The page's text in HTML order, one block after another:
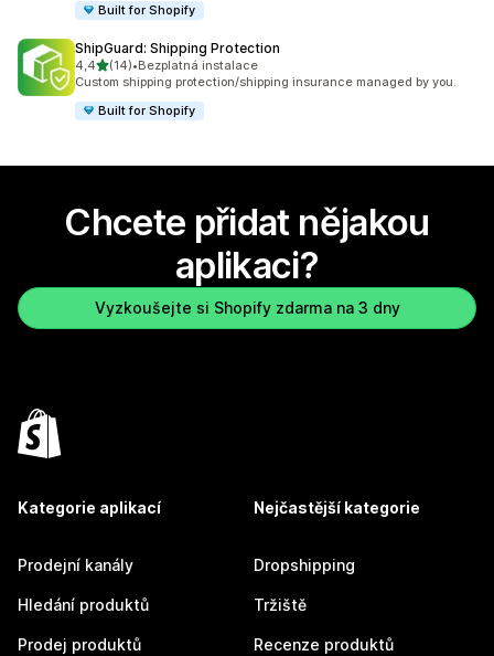
Built for Shopify
ShipGuard: Shipping Protection
4,4z 5 hvězd
(14)
Celkový počet recenzí: 14
•Bezplatná instalace
Custom shipping protection/shipping insurance managed by you.
Built for Shopify
Chcete přidat nějakou
aplikaci?
Vyzkoušejte si Shopify zdarma na 3 dny
Kategorie aplikací
Prodejní kanály
Hledání produktů
Prodej produktů
Nejčastější kategorie
Dropshipping
Tržiště
Recenze produktů